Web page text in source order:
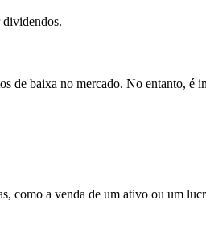
dividendos.
de baixa no mercado. No entanto, é
como a venda de um ativo ou um